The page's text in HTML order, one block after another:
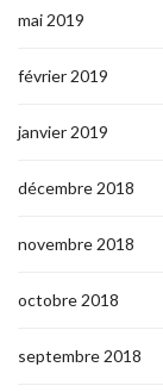
mai 2019
février 2019
janvier 2019
décembre 2018
novembre 2018
octobre 2018
septembre 2018